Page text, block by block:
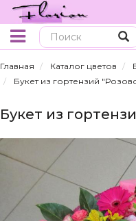
Главная Каталог цветов
Букет из гортензий
Букет из